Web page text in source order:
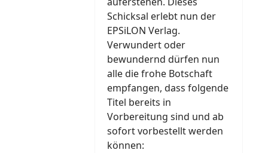
Schicksal erlebt nun der
EPSiLON Verlag.
Verwundert oder
bewundernd dürfen nun
alle die frohe Botschaft
empfangen, dass folgende
Titel bereits in
Vorbereitung sind und ab
sofort vorbestellt werden
können: